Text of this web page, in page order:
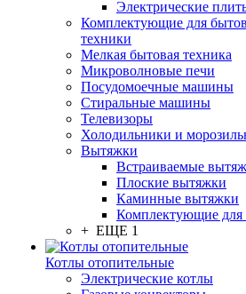
Электрические
Комплектующие для
техники
Мелкая бытовая техника
Микроволновые печи
Посудомоечные машины
Стиральные машины
Телевизоры
Холодильники и
Вытяжки
Встраиваемые
Плоские вытяжки
Каминные вытяжки
Комплектующие для
+ ЕЩЕ 1
Котлы отопительные
Электрические котлы